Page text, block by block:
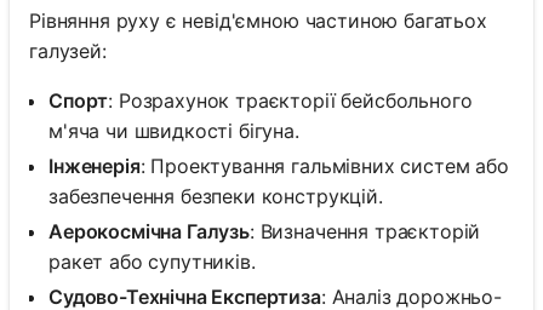
Рівняння руху є невід'ємною частиною багатьох
галузей:
Спорт: Розрахунок траєкторії бейсбольного
м'яча чи швидкості бігуна.
Інженерія: Проектування гальмівних систем або
забезпечення безпеки конструкцій.
Аерокосмічна Галузь: Визначення траєкторій
ракет або супутників.
Судово-Технічна Експертиза: Аналіз дорожньо-